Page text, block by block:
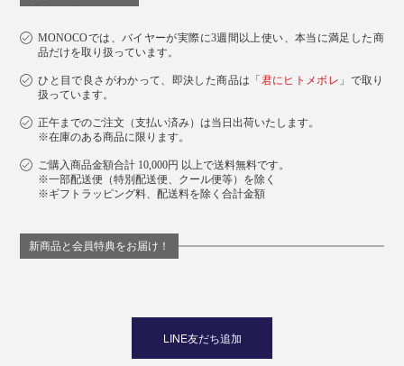
MONOCOでは、バイヤーが実際に3週間以上使い、本当に満足した商
品だけを取り扱っています。
ひと目で良さがわかって、即決した商品は「君にヒトメボレ 」で取り
扱っています。
正午までのご注文（支払い済み）は当日出荷いたします。
※在庫のある商品に限ります。
ご購入商品金額合計 10,000円 以上で送料無料です。
※一部配送便（特別配送便、クール便等）を除く
※ギフトラッピング料、配送料を除く合計金額
新商品と会員特典をお届け！
LINE友だち追加